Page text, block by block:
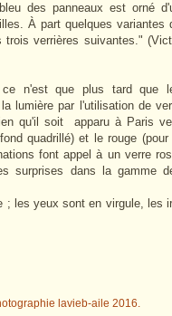
des panneaux est orné
À part quelques variantes
verrières suivantes."
n'est que plus tard que
lumière par l'utilisation de
qu'il soit apparu à Paris
quadrillé) et le rouge (pour
font appel à un verre
surprises dans la gamme
; les yeux sont en virgule, les